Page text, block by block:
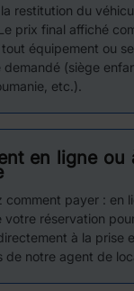
restitution du
prix final affiché
équipement ou
demandé (siège
etc.).
en ligne ou
comment payer : en
votre réservation
à la prise
de notre agent de